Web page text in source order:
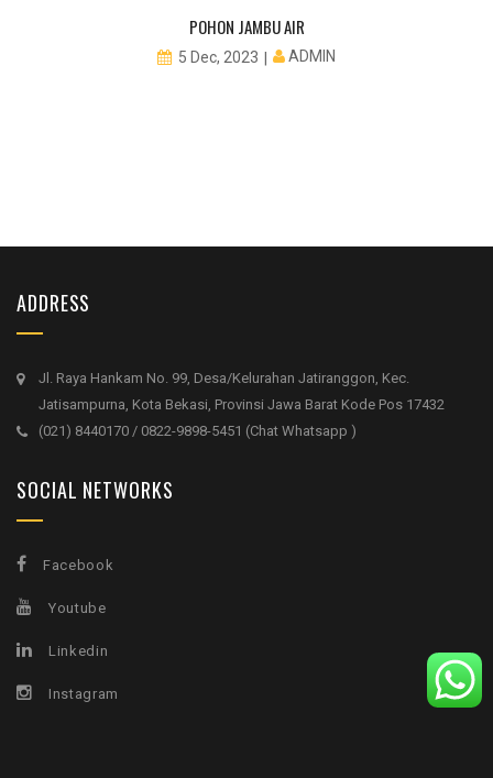
POHON JAMBU AIR
5 Dec, 2023 ADMIN
ADDRESS
Jl. Raya Hankam No. 99, Desa/Kelurahan Jatiranggon, Kec.
Jatisampurna, Kota Bekasi, Provinsi Jawa Barat Kode Pos 17432
(021) 8440170 / 0822-9898-5451 (Chat Whatsapp )
SOCIAL NETWORKS
Facebook
Youtube
Linkedin
Instagram